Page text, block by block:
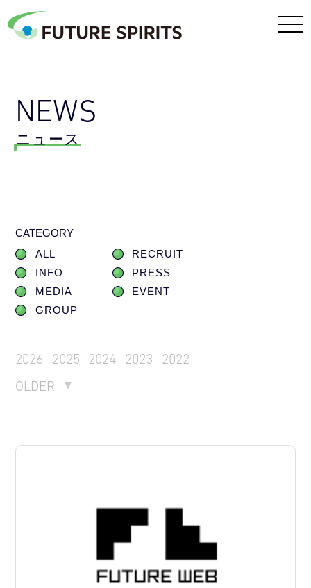
NEWS
ニュース
CATEGORY
ALL
RECRUIT
INFO
PRESS
MEDIA
EVENT
GROUP
2026 2025 2024 2023
2022
OLDER